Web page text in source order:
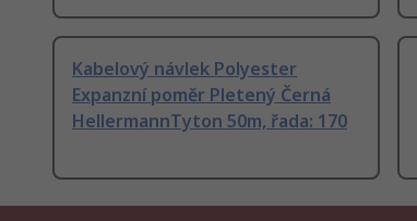
Kabelový návlek Polyester
Expanzní poměr Pletený Černá
HellermannTyton 50m, řada: 170